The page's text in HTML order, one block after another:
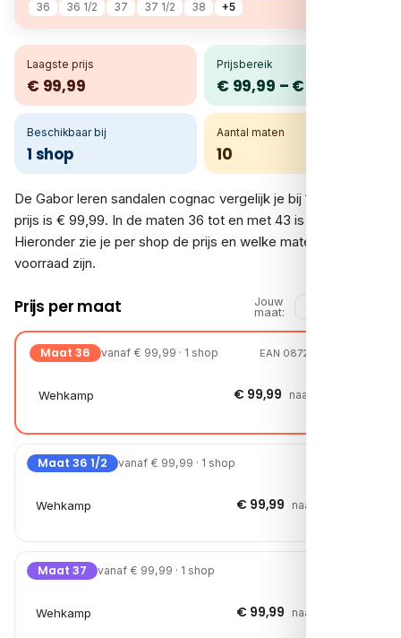
36 36 1/2 37 37 1/2 38 +5
Laagste prijs
€ 99,99
Prijsbereik
€ 99,99 – € 99,99
Beschikbaar bij
1 shop
Aantal maten
10
De Gabor leren sandalen cognac vergelijk je bij 1 shop. De
prijs is € 99,99. In de maten 36 tot en met 43 is er voorraad.
Hieronder zie je per shop de prijs en welke maten op
voorraad zijn.
Prijs per maat
Jouw
maat:
Maat 36 vanaf € 99,99 · 1 shop EAN 08720251735934
Wehkamp € 99,99 naar shop →
Maat 36 1/2 vanaf € 99,99 · 1 shop
Wehkamp € 99,99 naar shop →
Maat 37 vanaf € 99,99 · 1 shop
Wehkamp € 99,99 naar shop →